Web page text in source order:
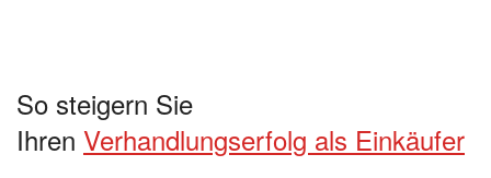
So steigern Sie
Ihren Verhandlungserfolg als Einkäufer